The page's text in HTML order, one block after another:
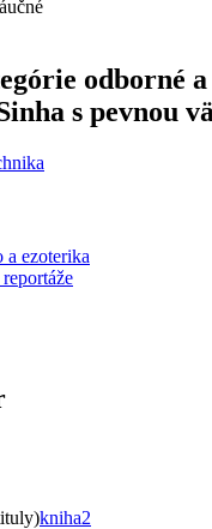
odborné a
s pevnou
a ezoterika
kniha2